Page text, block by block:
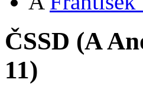
ČSSD (A
11)